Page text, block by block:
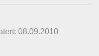
08.09.2010